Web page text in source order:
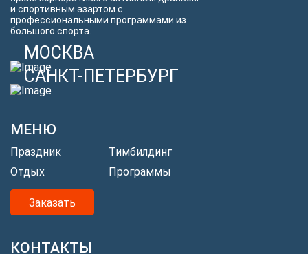
и спортивным азартом с
профессиональными программами из
большого спорта.
МОСКВА
САНКТ-ПЕТЕРБУРГ
МЕНЮ
Праздник
Тимбилдинг
Отдых
Программы
Заказать
КОНТАКТЫ